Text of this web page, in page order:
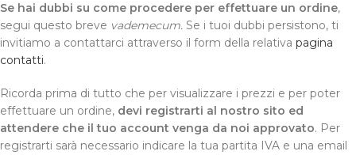
Se hai dubbi su come procedere per effettuare un ordine,
segui questo breve vademecum. Se i tuoi dubbi persistono, ti
invitiamo a contattarci attraverso il form della relativa pagina
contatti.
Ricorda prima di tutto che per visualizzare i prezzi e per poter
effettuare un ordine, devi registrarti al nostro sito ed
attendere che il tuo account venga da noi approvato. Per
registrarti sarà necessario indicare la tua partita IVA e una email